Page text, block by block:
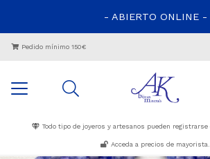
- ABIERTO ONLINE -
Pedido mínimo 150€
Todo tipo de joyeros y artesanos pueden
Acceda a precios de mayorista.